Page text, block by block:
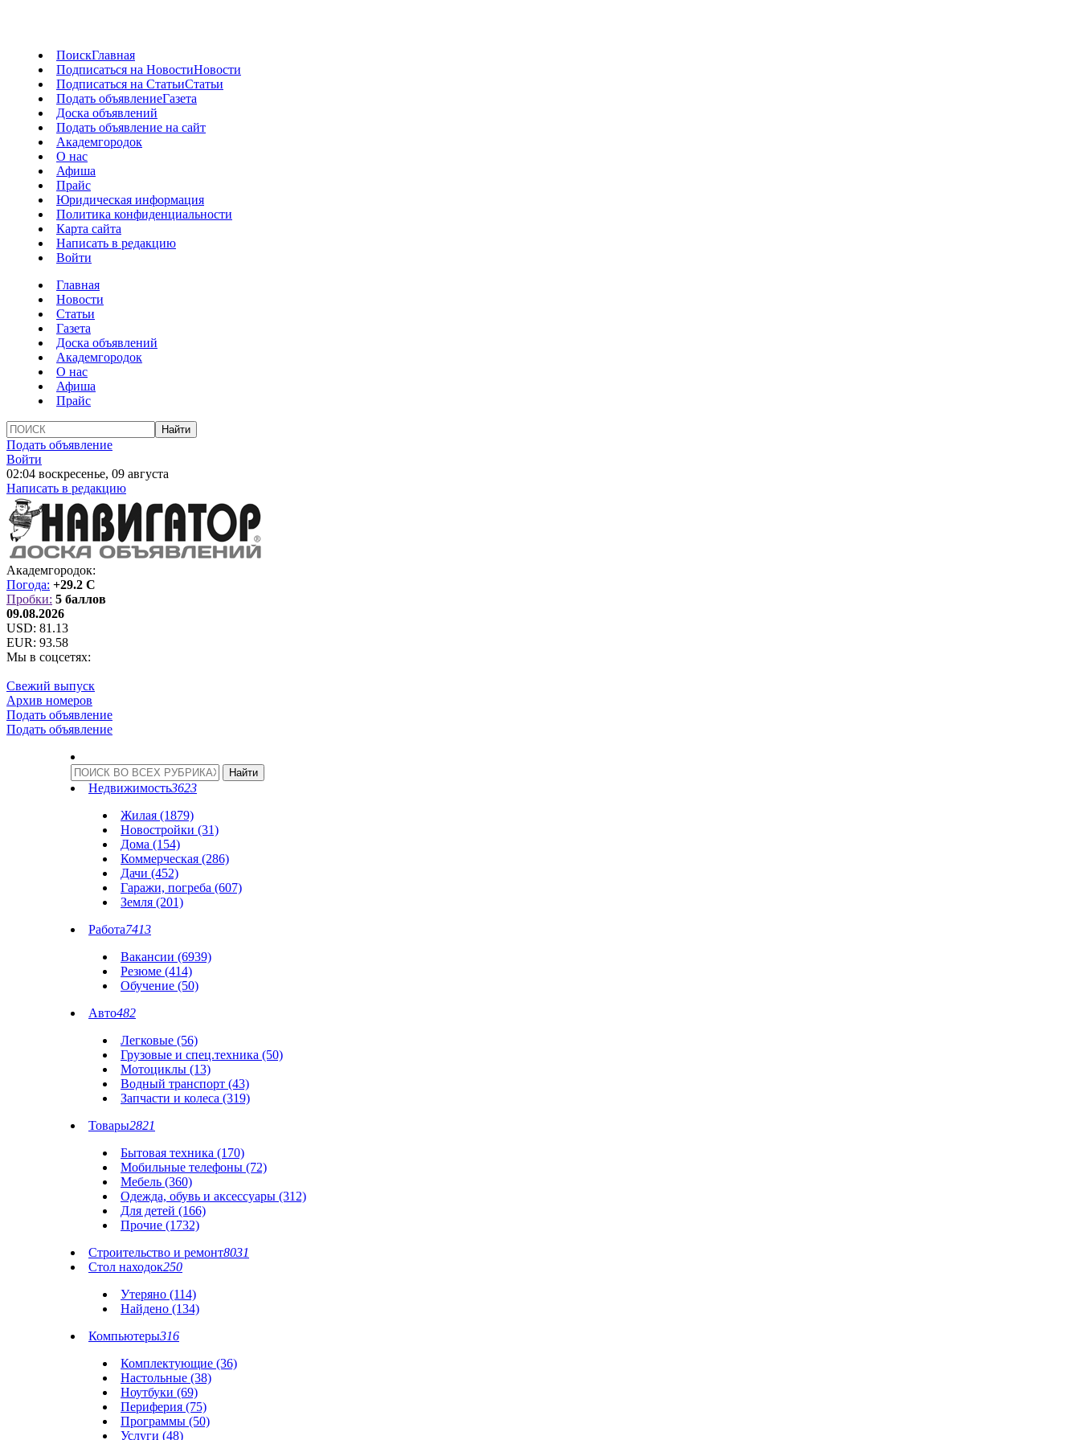
ПоискГлавная
Подписаться на НовостиНовости
Подписаться на СтатьиСтатьи
Подать объявлениеГазета
Доска объявлений
Подать объявление на сайт
Академгородок
О нас
Афиша
Прайс
Юридическая информация
Политика конфиденциальности
Карта сайта
Написать в редакцию
Войти
Главная
Новости
Статьи
Газета
Доска объявлений
Академгородок
О нас
Афиша
Прайс
Подать объявление
Войти
02:04 воскресенье, 09 августа
Написать в редакцию
Академгородок:
Погода: +29.2 C
Пробки: 5 баллов
09.08.2026
USD: 81.13
EUR: 93.58
Мы в соцсетях:
Свежий выпуск
Архив номеров
Подать объявление
Подать объявление
Недвижимость3623
Жилая (1879)
Новостройки (31)
Дома (154)
Коммерческая (286)
Дачи (452)
Гаражи, погреба (607)
Земля (201)
Работа7413
Вакансии (6939)
Резюме (414)
Обучение (50)
Авто482
Легковые (56)
Грузовые и спец.техника (50)
Мотоциклы (13)
Водный транспорт (43)
Запчасти и колеса (319)
Товары2821
Бытовая техника (170)
Мобильные телефоны (72)
Мебель (360)
Одежда, обувь и аксессуары (312)
Для детей (166)
Прочие (1732)
Строительство и ремонт8031
Стол находок250
Утеряно (114)
Найдено (134)
Компьютеры316
Комплектующие (36)
Настольные (38)
Ноутбуки (69)
Периферия (75)
Программы (50)
Услуги (48)